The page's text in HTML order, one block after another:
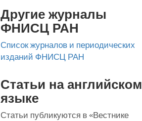
Другие журналы
ФНИСЦ РАН
Список журналов и периодических
изданий ФНИСЦ РАН
Статьи на английском
языке
Статьи публикуются в «Вестнике